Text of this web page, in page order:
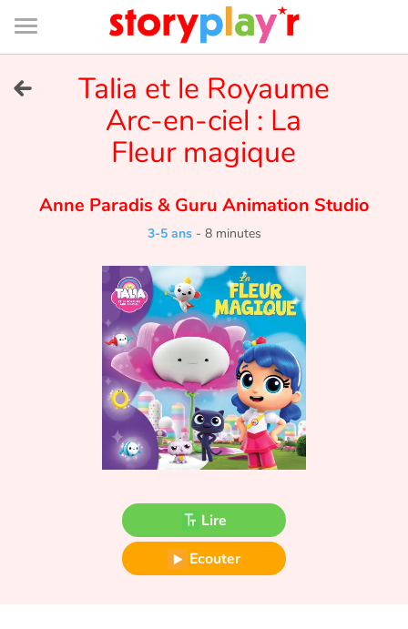
Connexion
Bibliothèque
de
page
Je me connecte
Contes d'ici et d'ailleurs
Fable, mythe, littérature et poésie
Princesses et princes, rois, reines et dragons
Ogres, monstres et sorcières
Héroïnes et héros
Talia et le Royaume
Arc-en-ciel : La
Fleur magique
Anne Paradis &Guru Animation Studio
3-5 ans- 8 minutes
Lire
Ecouter